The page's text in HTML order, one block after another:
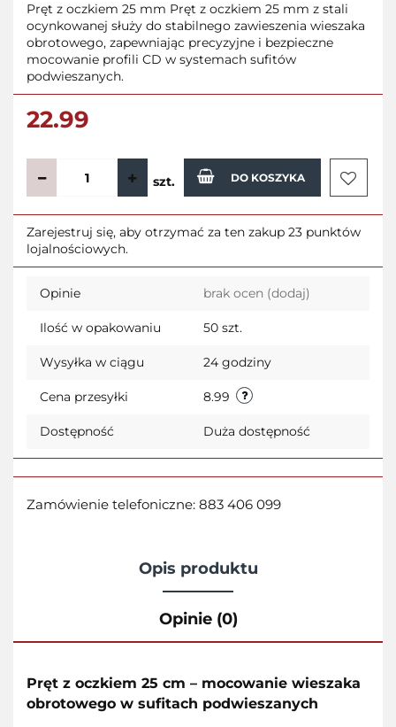
Pręt z oczkiem 25 mm Pręt z oczkiem 25 mm z stali
ocynkowanej służy do stabilnego zawieszenia wieszaka
obrotowego, zapewniając precyzyjne i bezpieczne
mocowanie profili CD w systemach sufitów
podwieszanych.
22.99
szt. DO KOSZYKA
Do
Zarejestruj się, aby otrzymać za ten zakup 23 punktów
lojalnościowych.
Opinie brak ocen (dodaj)
Ilość w opakowaniu 50 szt.
Wysyłka w ciągu 24 godziny
Cena przesyłki 8.99
Dostępność Duża dostępność
Zamówienie telefoniczne: 883 406 099
Opis produktu
Opinie (0)
Pręt z oczkiem 25 cm – mocowanie wieszaka
obrotowego w sufitach podwieszanych